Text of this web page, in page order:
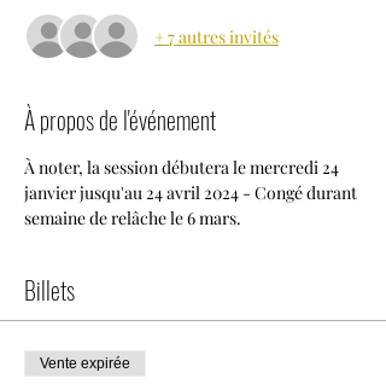
+ 7 autres invités
À propos de l'événement
À noter, la session débutera le mercredi 24
janvier jusqu'au 24 avril 2024 - Congé durant
semaine de relâche le 6 mars.
Billets
Vente expirée